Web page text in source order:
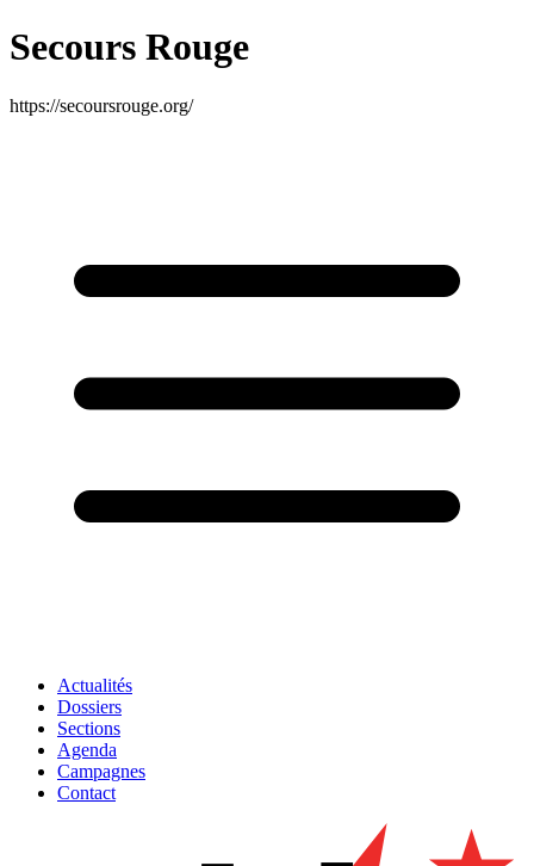
Secours Rouge
https://secoursrouge.org/
Actualités
Dossiers
Sections
Agenda
Campagnes
Contact